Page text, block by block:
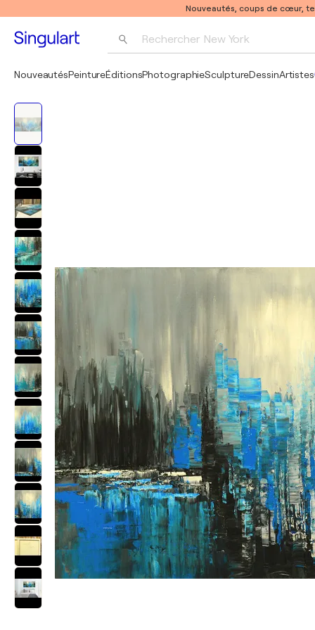
Nouveautés, coups de cœur,
Rechercher New York
NouveautésPeintureÉditionsPhotographieSculptureDessinArtistes